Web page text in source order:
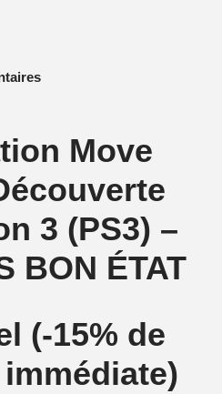
Move
3 (PS3) –
BON ÉTAT
(-15% de